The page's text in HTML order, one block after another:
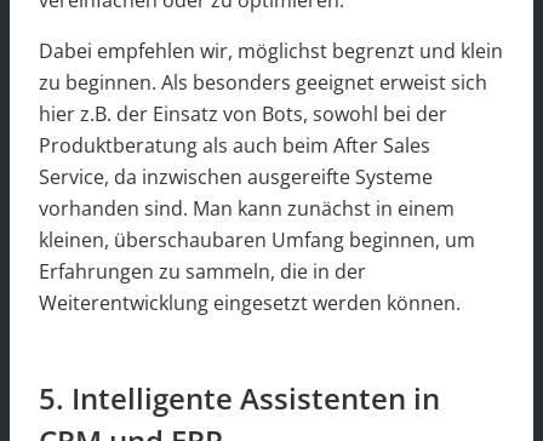
Dabei empfehlen wir, möglichst begrenzt und klein
zu beginnen. Als besonders geeignet erweist sich
hier z.B. der Einsatz von Bots, sowohl bei der
Produktberatung als auch beim After Sales
Service, da inzwischen ausgereifte Systeme
vorhanden sind. Man kann zunächst in einem
kleinen, überschaubaren Umfang beginnen, um
Erfahrungen zu sammeln, die in der
Weiterentwicklung eingesetzt werden können.
5. Intelligente Assistenten in